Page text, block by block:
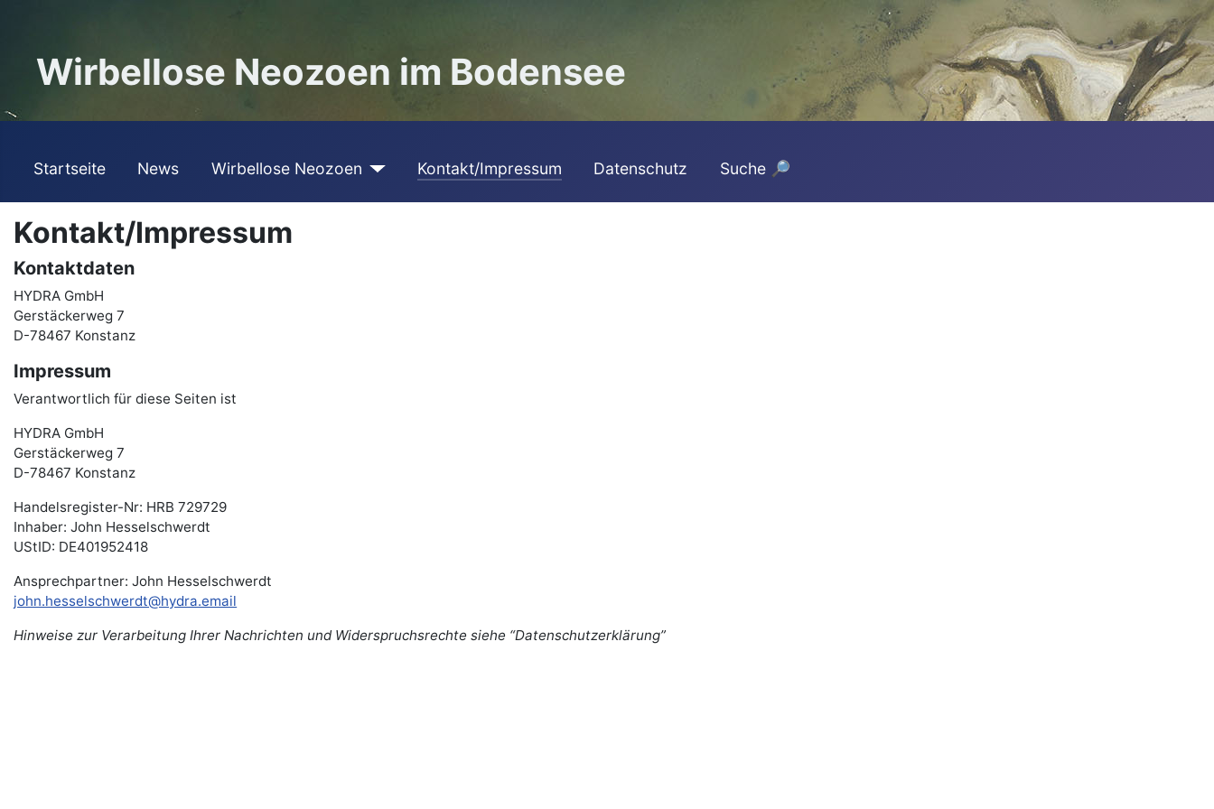
Wirbellose Neozoen im Bodensee
Startseite News Wirbellose Neozoen Kontakt/Impressum Datenschutz Suche 🔎
Kontakt/Impressum
Kontaktdaten
HYDRA GmbH
Gerstäckerweg 7
D-78467 Konstanz
Impressum
Verantwortlich für diese Seiten ist
HYDRA GmbH
Gerstäckerweg 7
D-78467 Konstanz
Handelsregister-Nr: HRB 729729
Inhaber: John Hesselschwerdt
UStID: DE401952418
Ansprechpartner: John Hesselschwerdt
john.hesselschwerdt@hydra.email
Hinweise zur Verarbeitung Ihrer Nachrichten und Widerspruchsrechte siehe “Datenschutzerklärung”